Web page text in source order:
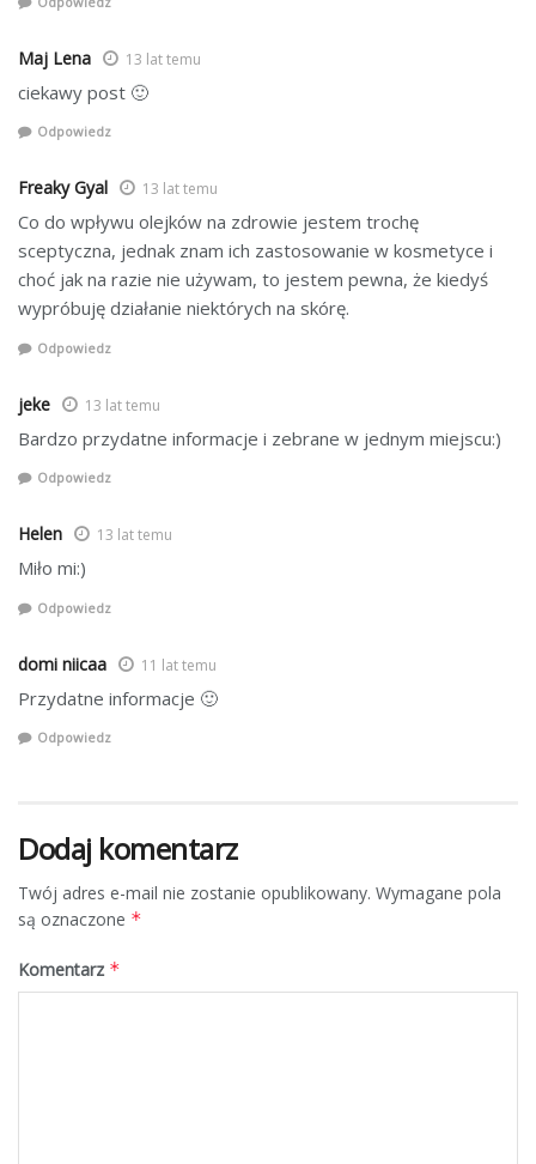
Maj Lena 13 lat temu
ciekawy post 🙂
Odpowiedz
Freaky Gyal 13 lat temu
Co do wpływu olejków na zdrowie jestem trochę
sceptyczna, jednak znam ich zastosowanie w kosmetyce i
choć jak na razie nie używam, to jestem pewna, że kiedyś
wypróbuję działanie niektórych na skórę.
Odpowiedz
jeke 13 lat temu
Bardzo przydatne informacje i zebrane w jednym miejscu:)
Odpowiedz
Helen 13 lat temu
Miło mi:)
Odpowiedz
domi niicaa 11 lat temu
Przydatne informacje 🙂
Odpowiedz
Dodaj komentarz
Twój adres e-mail nie zostanie opublikowany. Wymagane pola
są oznaczone *
Komentarz *